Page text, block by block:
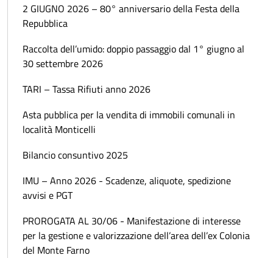
2 GIUGNO 2026 – 80° anniversario della Festa della
Repubblica
Raccolta dell’umido: doppio passaggio dal 1° giugno al
30 settembre 2026
TARI – Tassa Rifiuti anno 2026
Asta pubblica per la vendita di immobili comunali in
località Monticelli
Bilancio consuntivo 2025
IMU – Anno 2026 - Scadenze, aliquote, spedizione
avvisi e PGT
PROROGATA AL 30/06 - Manifestazione di interesse
per la gestione e valorizzazione dell’area dell’ex Colonia
del Monte Farno